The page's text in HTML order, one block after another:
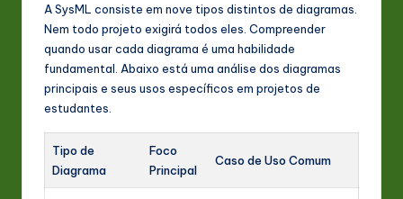
A SysML consiste em nove tipos distintos de diagramas.
Nem todo projeto exigirá todos eles. Compreender
quando usar cada diagrama é uma habilidade
fundamental. Abaixo está uma análise dos diagramas
principais e seus usos específicos em projetos de
estudantes.
Tipo de
Diagrama
Foco
Principal
Caso de Uso Comum